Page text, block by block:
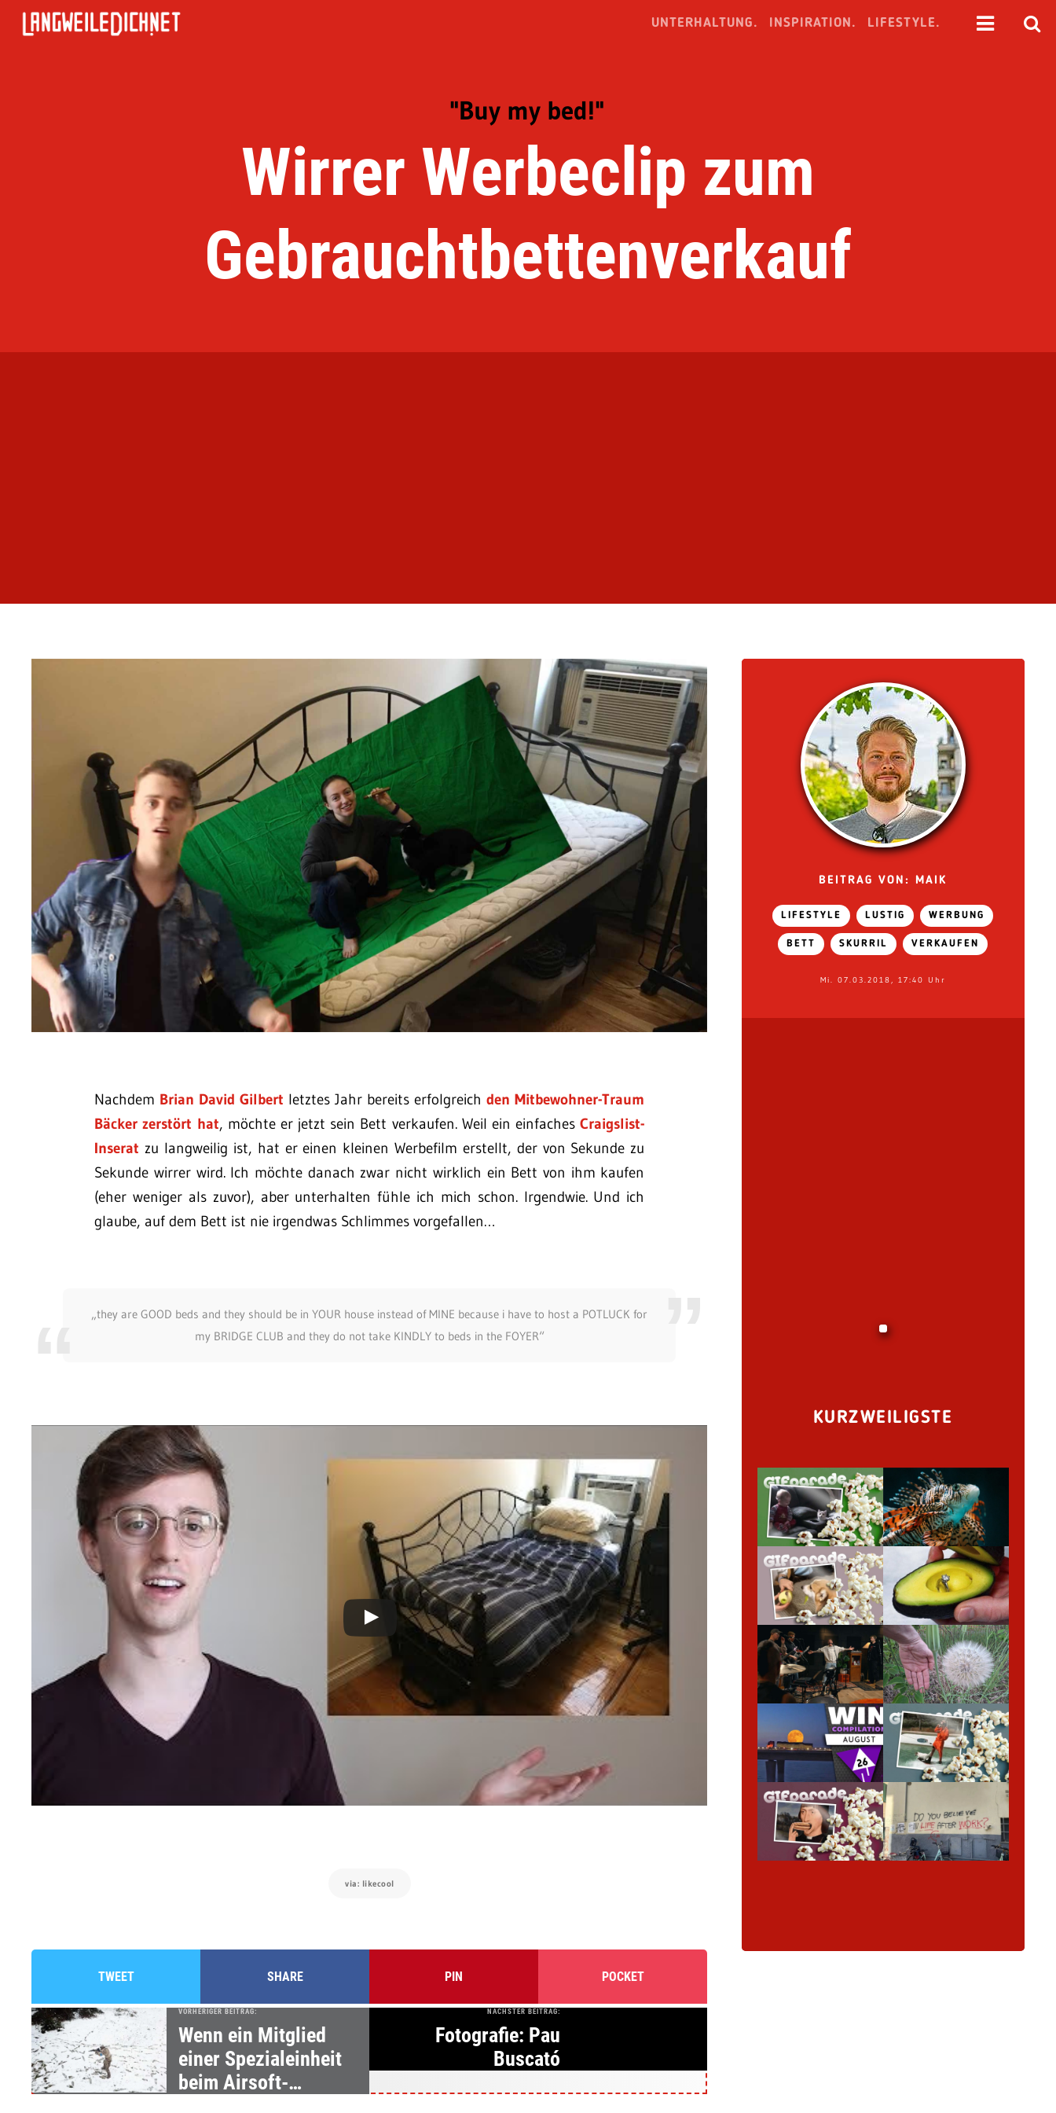
UNTERHALTUNG. INSPIRATION. LIFESTYLE.
"Buy my bed!"
Wirrer Werbeclip zum
Gebrauchtbettenverkauf
Nachdem Brian David Gilbert letztes Jahr bereits erfolgreichden Mitbewohner-Traum
Bäcker zerstört hat, möchte er jetzt sein Bett verkaufen. Weil ein einfachesCraigslist-
Inserat zu langweilig ist, hat er einen kleinen Werbefilm erstellt, der von Sekunde zu
Sekunde wirrer wird. Ich möchte danach zwar nicht wirklich ein Bett von ihm kaufen
(eher weniger als zuvor), aber unterhalten fühle ich mich schon. Irgendwie. Und ich
glaube, auf dem Bett ist nie irgendwas Schlimmes vorgefallen…
„they are GOOD beds and they should be in YOUR house instead of MINE because i have to host a POTLUCK for
my BRIDGE CLUB and they do not take KINDLY to beds in the FOYER“
via: likecool
TWEET SHARE PIN POCKET
VORHERIGER BEITRAG:
Wenn ein Mitglied
einer Spezialeinheit
beim Airsoft-
NÄCHSTER BEITRAG:
Fotografie: Pau
Buscató
BEITRAG VON: MAIK
LIFESTYLE LUSTIG WERBUNG
BETT SKURRIL VERKAUFEN
Mi. 07.03.2018, 17:40 Uhr
KURZWEILIGSTE